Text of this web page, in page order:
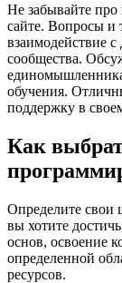
Не забывайте
сайте. Вопросы и
взаимодействие с
сообщества.
обучения.
поддержку в
Как
Определите свои
вы хотите
основ, освоение
определенной
ресурсов.